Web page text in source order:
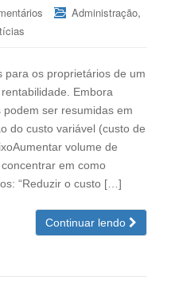
Administração,
para os proprietários de um
Embora
ser resumidas em
do custo variável (custo de
volume de
em como
“Reduzir o custo […]
Continuar lendo